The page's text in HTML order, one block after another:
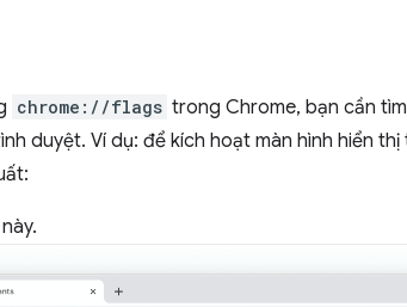
chrome://flags trong Chrome, bạn cần
duyệt. Ví dụ: để kích hoạt màn hình hiển